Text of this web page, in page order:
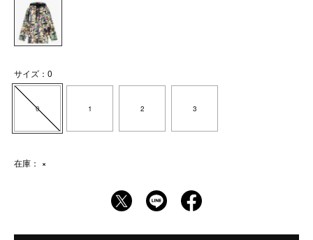
サイズ：0
0 1 2 3
在庫： ×